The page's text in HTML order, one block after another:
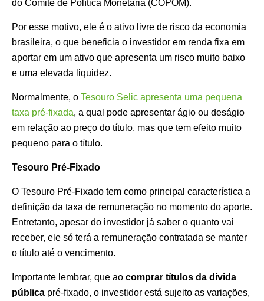
do Comitê de Política Monetária (COPOM).
Por esse motivo, ele é o ativo livre de risco da economia
brasileira, o que beneficia o investidor em renda fixa em
aportar em um ativo que apresenta um risco muito baixo
e uma elevada liquidez.
Normalmente, o Tesouro Selic apresenta uma pequena
taxa pré-fixada, a qual pode apresentar ágio ou deságio
em relação ao preço do título, mas que tem efeito muito
pequeno para o título.
Tesouro Pré-Fixado
O Tesouro Pré-Fixado tem como principal característica a
definição da taxa de remuneração no momento do aporte.
Entretanto, apesar do investidor já saber o quanto vai
receber, ele só terá a remuneração contratada se manter
o título até o vencimento.
Importante lembrar, que ao comprar títulos da dívida
pública pré-fixado, o investidor está sujeito as variações,